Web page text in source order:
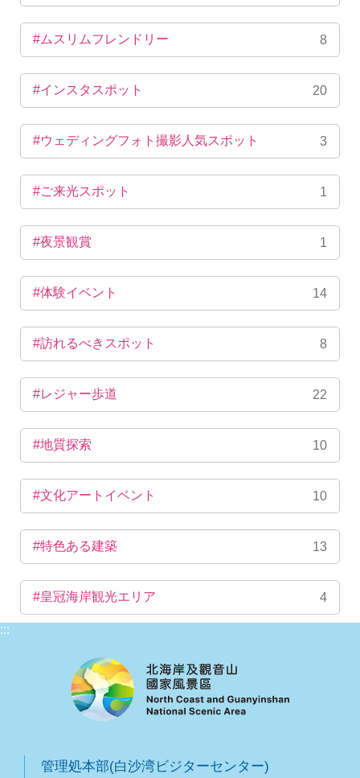
#ムスリムフレンドリー 8
#インスタスポット 20
#ウェディングフォト撮影人気スポット 3
#ご来光スポット 1
#夜景観賞 1
#体験イベント 14
#訪れるべきスポット 8
#レジャー歩道 22
#地質探索 10
#文化アートイベント 10
#特色ある建築 13
#皇冠海岸観光エリア 4
:::
管理処本部(白沙湾ビジターセンター)